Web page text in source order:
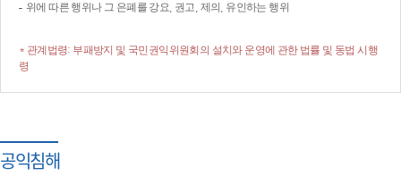
위에 따른 행위나 그 은폐를 강요, 권고, 제의, 유인하는 행위
* 관계법령: 부패방지 및 국민권익위원회의 설치와 운영에 관한 법률 및 동법 시행
령
공익침해